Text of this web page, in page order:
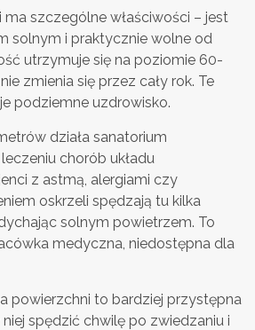
szczególne właściwości – jest
solnym i praktycznie wolne od
utrzymuje się na poziomie 60-
zmienia się przez cały rok. Te
podziemne uzdrowisko.
działa sanatorium
chorób układu
z astmą, alergiami czy
oskrzeli spędzają tu kilka
solnym powietrzem. To
medyczna, niedostępna dla
powierzchni to bardziej przystępna
spędzić chwilę po zwiedzaniu i